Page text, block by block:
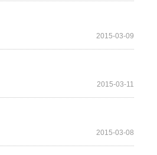
2015-03-09
2015-03-11
2015-03-08